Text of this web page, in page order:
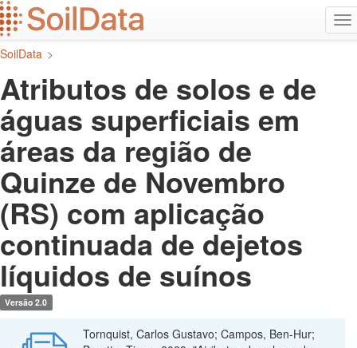
Ir
para
o
conteúdo
SoilData >
Atributos de solos e de
águas superficiais em
áreas da região de
Quinze de Novembro
(RS) com aplicação
continuada de dejetos
líquidos de suínos
Versão 2.0
Tornquist, Carlos Gustavo; Campos, Ben-Hur;